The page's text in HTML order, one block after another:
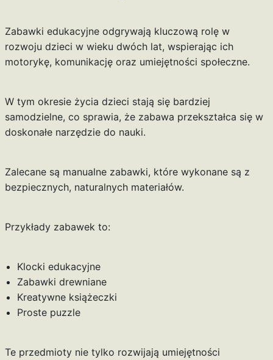
Zabawki edukacyjne odgrywają kluczową rolę w
rozwoju dzieci w wieku dwóch lat, wspierając ich
motorykę, komunikację oraz umiejętności społeczne.
W tym okresie życia dzieci stają się bardziej
samodzielne, co sprawia, że zabawa przekształca się w
doskonałe narzędzie do nauki.
Zalecane są manualne zabawki, które wykonane są z
bezpiecznych, naturalnych materiałów.
Przykłady zabawek to:
Klocki edukacyjne
Zabawki drewniane
Kreatywne książeczki
Proste puzzle
Te przedmioty nie tylko rozwijają umiejętności